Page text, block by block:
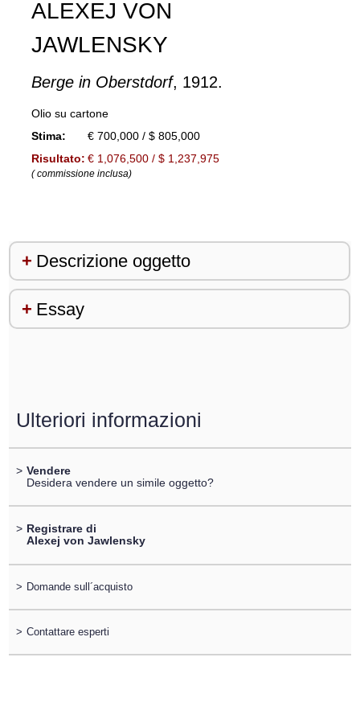
ALEXEJ VON
JAWLENSKY
Berge in Oberstdorf, 1912.
Olio su cartone
Stima:
€ 700,000 / $ 805,000
Risultato: € 1,076,500 / $ 1,237,975
( commissione inclusa)
Descrizione oggetto
Essay
Ulteriori informazioni
> Vendere
Desidera vendere un simile oggetto?
> Registrare di
Alexej von Jawlensky
> Domande sull´acquisto
> Contattare esperti